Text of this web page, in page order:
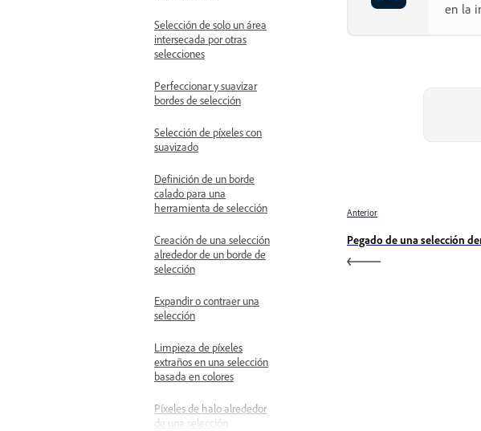
Selección de solo un área
intersecada por otras
selecciones
Perfeccionar y suavizar
bordes de selección
Selección de píxeles con
suavizado
Definición de un borde
calado para una
herramienta de selección
Creación de una selección
alrededor de un borde de
selección
Expandir o contraer una
selección
Limpieza de píxeles
extraños en una selección
basada en colores
Píxeles de halo alrededor
de una selección
en la
Anterior
Pegado de una selección